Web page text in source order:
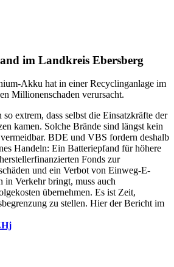
im Landkreis Ebersberg
Akku hat in einer Recyclinganlage im
Millionenschaden verursacht.
extrem, dass selbst die Einsatzkräfte der
kamen. Solche Brände sind längst kein
BDE und VBS fordern deshalb
Handeln: Ein Batteriepfand für höhere
Fonds zur
und ein Verbot von Einweg-E-
in Verkehr bringt, muss auch
übernehmen. Es ist Zeit,
zu stellen. Hier der Bericht im